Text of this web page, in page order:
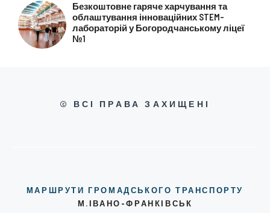
Безкоштовне гаряче харчування та
облаштування інноваційних STEM-
лабораторій у Богородчанському ліцеї
№1
© ВСІ ПРАВА ЗАХИЩЕНІ
МАРШРУТИ ГРОМАДСЬКОГО ТРАНСПОРТУ
М.ІВАНО-ФРАНКІВСЬК